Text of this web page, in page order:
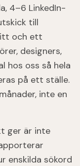
4–6 LinkedIn-
till
och ett
designers,
hos oss så hela
på ett ställe.
inte en
ger är inte
enskilda sökord